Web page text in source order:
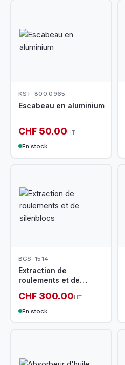
KST-800.0965
Escabeau en aluminium
CHF 50.00HT
En stock
BGS-1514
Extraction de
roulements et de
CHF 300.00HT
En stock